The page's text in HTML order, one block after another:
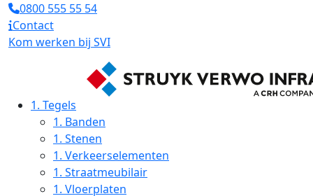
0800 555 55 54
Contact
Kom werken bij SVI
1. Tegels
1. Banden
1. Stenen
1. Verkeerselementen
1. Straatmeubilair
1. Vloerplaten